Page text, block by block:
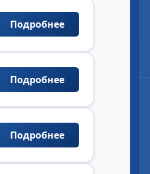
Подробнее
Подробнее
Подробнее